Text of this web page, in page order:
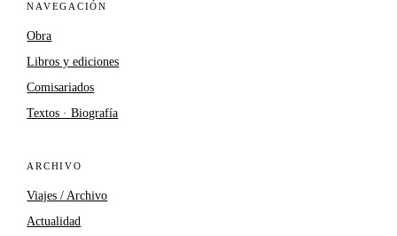
NAVEGACIÓN
Obra
Libros y ediciones
Comisariados
Textos · Biografía
ARCHIVO
Viajes / Archivo
Actualidad